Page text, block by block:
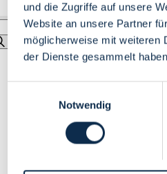
und die Zugriffe auf unsere
Website an unsere Partner
möglicherweise mit weiteren
der Dienste gesammelt
Notwendig